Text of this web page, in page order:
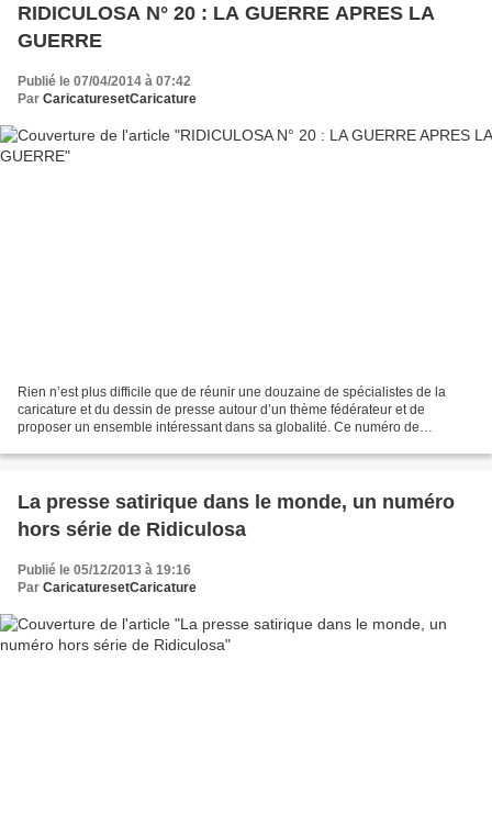
RIDICULOSA N° 20 : LA GUERRE APRES LA
GUERRE
Publié le 07/04/2014 à 07:42
Par CaricaturesetCaricature
Rien n’est plus difficile que de réunir une douzaine de spécialistes de la
caricature et du dessin de presse autour d’un thème fédérateur et de
proposer un ensemble intéressant dans sa globalité. Ce numéro de
La presse satirique dans le monde, un numéro
hors série de Ridiculosa
Publié le 05/12/2013 à 19:16
Par CaricaturesetCaricature